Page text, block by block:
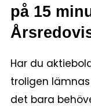
på 15
Har du
troligen lämnas
det bara